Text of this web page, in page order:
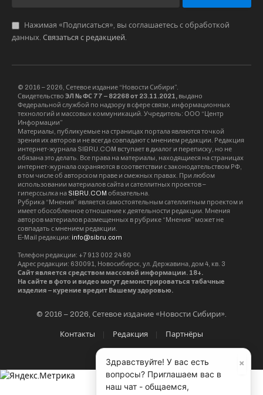
Нажимая «Подписаться», вы соглашаетесь с обработкой
данных. Связаться с редакцией.
© 2016 – 2026, Сетевое издание “Новости Сибири”.
Свидетельство ЭЛ № ФС 77 – 82268 от 23.11.2021, выдано
Федеральной службой по надзору в сфере связи, информационных
технологий и массовых коммуникаций. Учредитель: ООО “Центр
Информации”
Материалы, публикуемые на страницах портала являются точкой
зрения их авторов и не всегда совпадают с мнением редакции. Редакция
интернет-журнала SIBRU.COM вступает в диалог и переписку, но не
обязана это делать. Все права на материалы, находящиеся на страницах
интернет-журнала охраняются в соответствии с законодательством РФ,
в том числе об авторском праве и смежных правах. При любом
использовании материалов сайта и сателлитных проектов –
гиперссылка на SIBRU.COM обязательна.
Рубрика “Мнения” является самостоятельным сателлитным проектом и
имеет обособленное отношение к деятельности редакции. Мнения
авторов материалов размещенных в рубрике “Мнения” может не
совпадать с мнением редакции.
E-Mail редакции: info@sibru.com
Телефон редакции: +7 913 002 24 80
Адрес редакции: 630091, Новосибирск, ул. Державина, дом 4, кв. 3
Сайт является средством массовой информации. 18+.
На сайте в фото и видео могут демонстрироваться табачные
изделия – курение вредит Вашему здоровью.
© 2016 – 2026, Сетевое издание «Новости Сибири».
Контакты Редакция Партнёры
×
Здравствуйте! У вас есть
вопросы? Приглашаем вас в
наш чат - общаемся,